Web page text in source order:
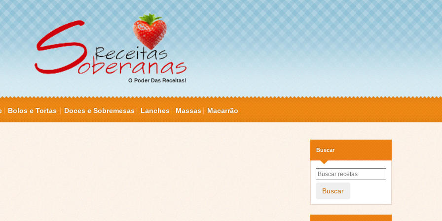
O Poder Das Receitas!
Bolos e Tortas Doces e Sobremesas Lanches Massas Macarrão
Buscar
Buscar